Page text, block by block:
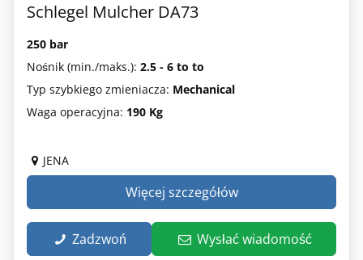
Schlegel Mulcher DA73
250 bar
Nośnik (min./maks.): 2.5 - 6 to to
Typ szybkiego zmieniacza: Mechanical
Waga operacyjna: 190 Kg
JENA
Więcej szczegółów
Zadzwoń Wysłać wiadomość